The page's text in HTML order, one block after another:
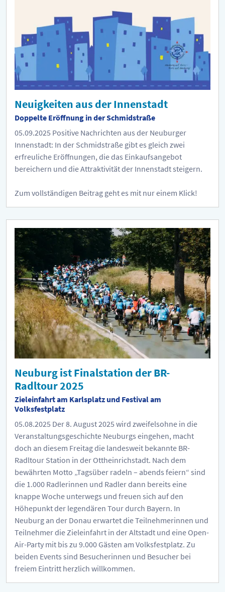
Neuigkeiten aus der Innenstadt
Doppelte Eröffnung in der Schmidstraße
05.09.2025 Positive Nachrichten aus der Neuburger
Innenstadt: In der Schmidstraße gibt es gleich zwei
erfreuliche Eröffnungen, die das Einkaufsangebot
bereichern und die Attraktivität der Innenstadt steigern.
Zum vollständigen Beitrag geht es mit nur einem Klick!
Neuburg ist Finalstation der BR-
Radltour 2025
Zieleinfahrt am Karlsplatz und Festival am
Volksfestplatz
05.08.2025 Der 8. August 2025 wird zweifelsohne in die
Veranstaltungsgeschichte Neuburgs eingehen, macht
doch an diesem Freitag die landesweit bekannte BR-
Radltour Station in der Ottheinrichstadt. Nach dem
bewährten Motto „Tagsüber radeln – abends feiern“ sind
die 1.000 Radlerinnen und Radler dann bereits eine
knappe Woche unterwegs und freuen sich auf den
Höhepunkt der legendären Tour durch Bayern. In
Neuburg an der Donau erwartet die Teilnehmerinnen und
Teilnehmer die Zieleinfahrt in der Altstadt und eine Open-
Air-Party mit bis zu 9.000 Gästen am Volksfestplatz. Zu
beiden Events sind Besucherinnen und Besucher bei
freiem Eintritt herzlich willkommen.